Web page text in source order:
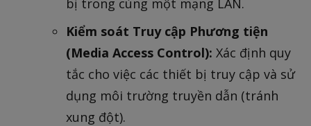
bị trong cùng một mạng LAN.
Kiểm soát Truy cập Phương tiện
(Media Access Control): Xác định quy
tắc cho việc các thiết bị truy cập và sử
dụng môi trường truyền dẫn (tránh
xung đột).